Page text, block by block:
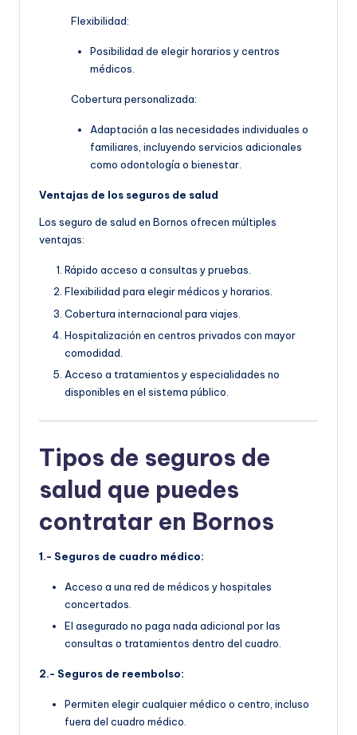
Flexibilidad:
Posibilidad de elegir horarios y centros
médicos.
Cobertura personalizada:
Adaptación a las necesidades individuales o
familiares, incluyendo servicios adicionales
como odontología o bienestar.
Ventajas de los seguros de salud
Los seguro de salud en Bornos ofrecen múltiples
ventajas:
Rápido acceso a consultas y pruebas.
Flexibilidad para elegir médicos y horarios.
Cobertura internacional para viajes.
Hospitalización en centros privados con mayor
comodidad.
Acceso a tratamientos y especialidades no
disponibles en el sistema público.
Tipos de seguros de
salud que puedes
contratar en Bornos
1.- Seguros de cuadro médico:
Acceso a una red de médicos y hospitales
concertados.
El asegurado no paga nada adicional por las
consultas o tratamientos dentro del cuadro.
2.- Seguros de reembolso:
Permiten elegir cualquier médico o centro, incluso
fuera del cuadro médico.